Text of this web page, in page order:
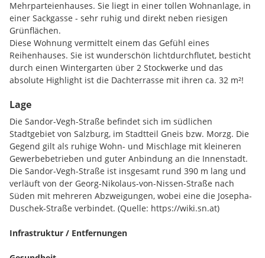
Mehrparteienhauses. Sie liegt in einer tollen Wohnanlage, in
einer Sackgasse - sehr ruhig und direkt neben riesigen
Grünflächen.
Diese Wohnung vermittelt einem das Gefühl eines
Reihenhauses. Sie ist wunderschön lichtdurchflutet, besticht
durch einen Wintergarten über 2 Stockwerke und das
absolute Highlight ist die Dachterrasse mit ihren ca. 32 m²!
Durch den Eingangsbereich gelangen Sie in das WC, den
Abstellraum, das Bad, 1 Schlafzimmer und in den
geräumigen Wohn-Essbereich mit offener Küche, dem
Wintergarten und die Treppe in das Obergeschoß. Das
Obergeschoß weist zusätzlich 2 große Schlafzimmer und den
Zugang zur Dachterrasse auf.
Weiters ist der Wohnung ein Kellerabteil und ein
Tiefgaragenstellplatz mit Wallbox zugeordnet.
Wenn Sie nähere Informationen wünschen, freuen wir uns
Lage
Die Sandor-Vegh-Straße befindet sich im südlichen
Stadtgebiet von Salzburg, im Stadtteil Gneis bzw. Morzg. Die
Gegend gilt als ruhige Wohn- und Mischlage mit kleineren
Gewerbebetrieben und guter Anbindung an die Innenstadt.
Die Sandor-Vegh-Straße ist insgesamt rund 390 m lang und
verläuft von der Georg-Nikolaus-von-Nissen-Straße nach
Süden mit mehreren Abzweigungen, wobei eine die Josepha-
Duschek-Straße verbindet. (Quelle: https://wiki.sn.at)
Infrastruktur / Entfernungen